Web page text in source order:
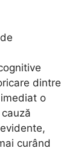
dintre
o
curând